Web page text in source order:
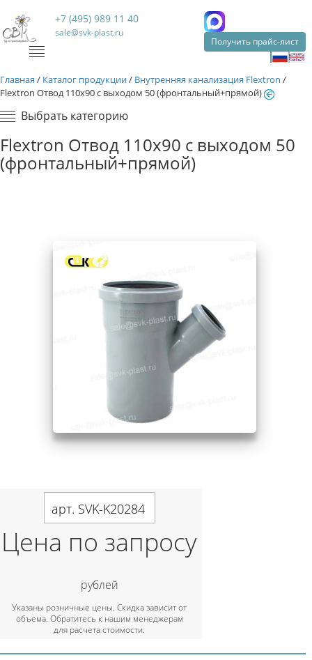
+7 (495) 989 11 40
sale@svk-plast.ru
Получить прайс-лист
Главная / Каталог продукции/ Внутренняя канализация Flextron /
Flextron Отвод 110х90 с выходом 50 (фронтальный+прямой)
Выбрать категорию
Flextron Отвод 110х90 с выходом 50
(фронтальный+прямой)
арт. SVK-K20284
Цена по запросу
рублей
Указаны розничные цены. Скидка зависит от
объема. Обратитесь к нашим менеджерам
для расчета стоимости.